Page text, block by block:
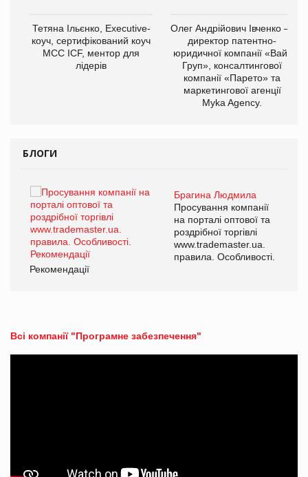
Тетяна Ільєнко, Executive-
коуч, сертифікований коуч
МСС ICF, ментор для
лідерів
Олег Андрійович Івченко —
директор патентно-
юридичної компанії «Вайз
Груп», консалтингової
компанії «Парето» та
маркетингової агенції
Myka Agency.
БЛОГИ
Брагина Людмила
Просування компанії
на порталі оптової та
роздрібної торгівлі
www.trademaster.ua.
правила. Особливості.
Рекомендації
Всі компанії "Програмне забезпечення"